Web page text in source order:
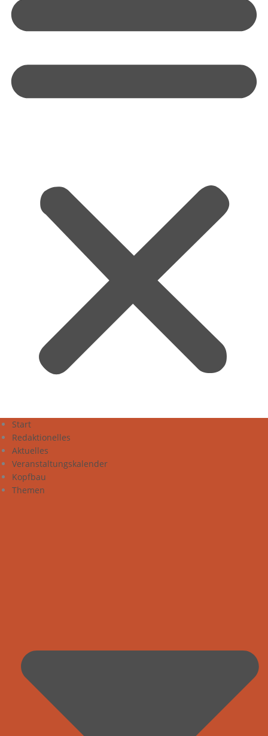
Start
Redaktionelles
Aktuelles
Veranstaltungskalender
Kopfbau
Themen